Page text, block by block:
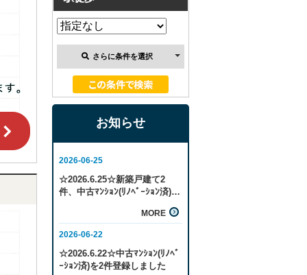
さらに条件を選択
お知らせ